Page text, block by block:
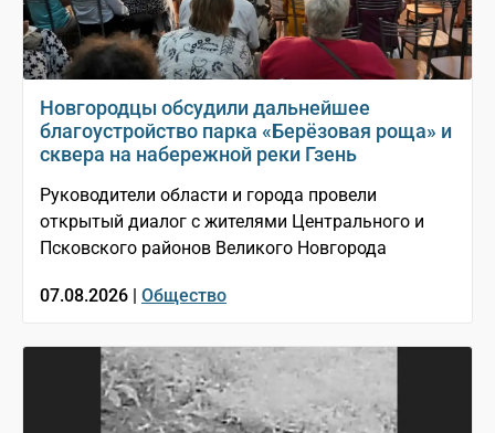
Новгородцы обсудили дальнейшее
благоустройство парка «Берёзовая роща» и
сквера на набережной реки Гзень
Руководители области и города провели
открытый диалог с жителями Центрального и
Псковского районов Великого Новгорода
07.08.2026 | Общество